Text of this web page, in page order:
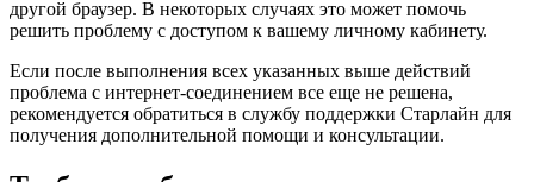
другой браузер. В некоторых случаях это может помочь
решить проблему с доступом к вашему личному кабинету.
Если после выполнения всех указанных выше действий
проблема с интернет-соединением все еще не решена,
рекомендуется обратиться в службу поддержки Старлайн для
получения дополнительной помощи и консультации.